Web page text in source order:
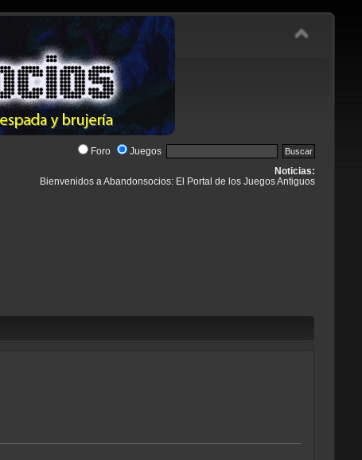
Foro Juegos
Noticias:
Bienvenidos a Abandonsocios: El Portal de los Juegos Antiguos